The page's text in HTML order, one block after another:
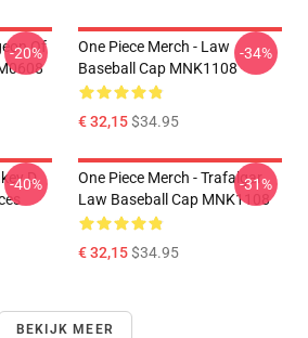
Of
-20%
One Piece Merch - Law
Baseball Cap MNK1108
€ 32,15$34.95
-34%
D.
-40%
One Piece Merch - Trafalgar
Law Baseball Cap MNK1108
€ 32,15$34.95
-31%
BEKIJK MEER